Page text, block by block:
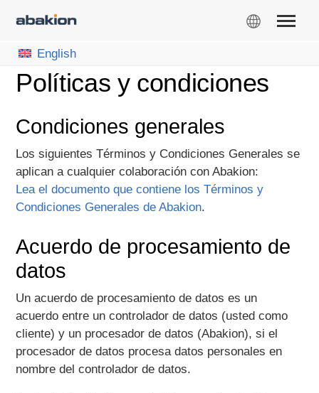
English
Políticas y condiciones
Condiciones generales
Los siguientes Términos y Condiciones Generales se
aplican a cualquier colaboración con Abakion:
Lea el documento que contiene los Términos y
Condiciones Generales de Abakion.
Acuerdo de procesamiento de
datos
Un acuerdo de procesamiento de datos es un
acuerdo entre un controlador de datos (usted como
cliente) y un procesador de datos (Abakion), si el
procesador de datos procesa datos personales en
nombre del controlador de datos.